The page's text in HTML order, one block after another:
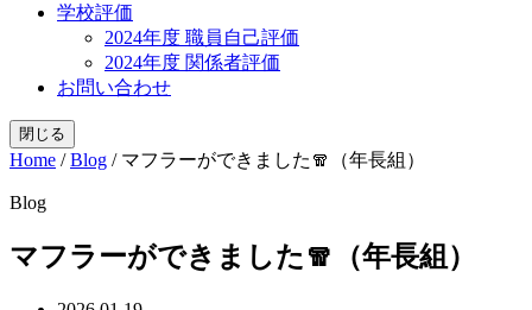
学校評価
2024年度 職員自己評価
2024年度 関係者評価
お問い合わせ
閉じる
Home /Blog / マフラーができました🧣（年長組）
Blog
マフラーができました🧣（年長組）